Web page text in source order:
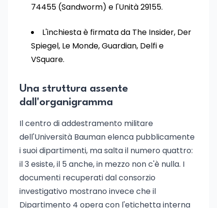
74455 (Sandworm) e l'Unità 29155.
L'inchiesta è firmata da The Insider, Der
Spiegel, Le Monde, Guardian, Delfi e
VSquare.
Una struttura assente
dall'organigramma
Il centro di addestramento militare
dell'Università Bauman elenca pubblicamente
i suoi dipartimenti, ma salta il numero quattro:
il 3 esiste, il 5 anche, in mezzo non c'è nulla. I
documenti recuperati dal consorzio
investigativo mostrano invece che il
Dipartimento 4 opera con l'etichetta interna